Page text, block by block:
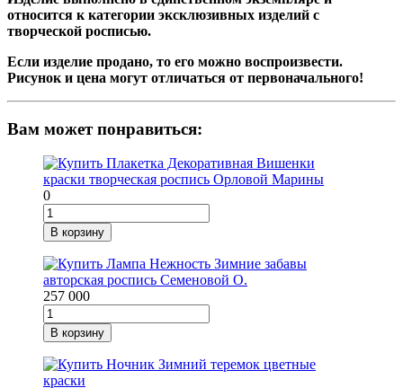
относится к категории эксклюзивных изделий с
творческой росписью.
Если изделие продано, то его можно воспроизвести.
Рисунок и цена могут отличаться от первоначального!
Вам может понравиться:
0
В корзину
257 000
В корзину